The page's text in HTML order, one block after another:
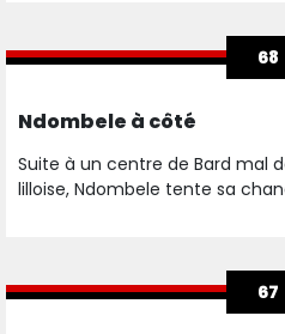
68
Ndombele à côté
Suite à un centre de Bard mal
lilloise, Ndombele tente sa
67